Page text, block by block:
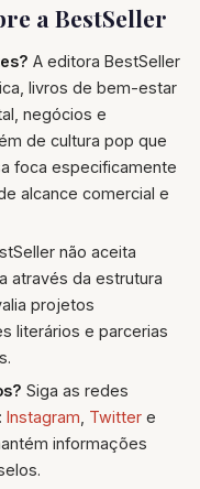
a BestSeller
A editora BestSeller
livros de bem-estar
negócios e
de cultura pop que
foca especificamente
alcance comercial e
não aceita
através da estrutura
projetos
literários e parcerias
Siga as redes
Instagram Twitter e
informações